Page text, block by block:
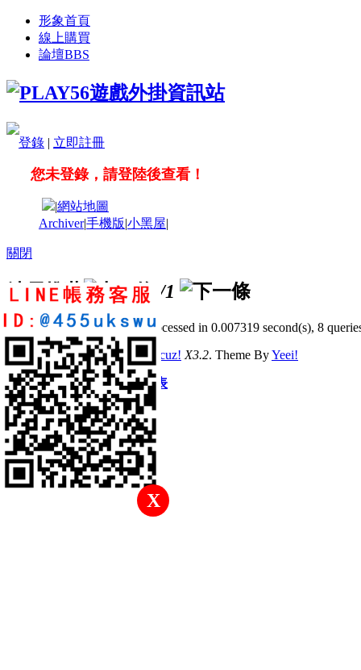
形象首頁
線上購買
論壇BBS
登錄 | 立即註冊
您未登錄，請登陸後查看！
X
|網站地圖
Archiver|手機版|小黑屋|
關閉
站長推薦 /1
GMT+8, 2026-8-9 16:49, Processed in 0.007319 second(s), 8
© 2001-2011 Powered byDiscuz! X3.2. Theme ByYeei!
快速回復 返回頂部 返回列表